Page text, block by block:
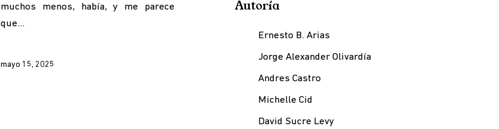
muchos menos, había, y me parece
que…
mayo 15, 2025
Autoría
Ernesto B. Arias
Jorge Alexander Olivardía
Andres Castro
Michelle Cid
David Sucre Levy